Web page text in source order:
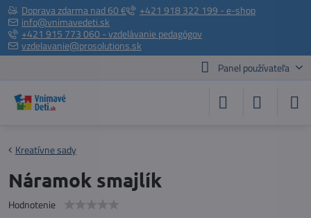
Doprava zdarma nad 60 €
+421 918 322 199 - e-shop
info@vnimavedeti.sk
+421 915 773 060 - vzdelávanie pedagógov
vzdelavanie@prosolutions.sk
Panel používateľa
Kreatívne sady
Náramok smajlík
Hodnotenie